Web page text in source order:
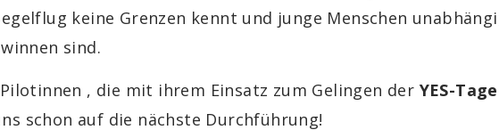
keine Grenzen kennt und junge Menschen
sind.
, die mit ihrem Einsatz zum Gelingen der YES-Tage
schon auf die nächste Durchführung!